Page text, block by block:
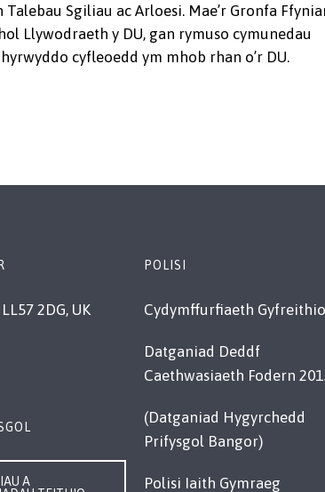
Sgiliau ac Arloesi. Mae’r Gronfa
Llywodraeth y DU, gan rymuso cymunedau
cyfleoedd ym mhob rhan o’r DU.
2DG, UK
A
POLISI
Cydymffurfiaeth
Datganiad Deddf
Caethwasiaeth Fodern
(Datganiad Hygyrchedd
Prifysgol Bangor)
Polisi Iaith Gymraeg